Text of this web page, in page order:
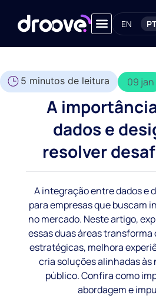
EN PT
5 minutos de leitura 09 jan
A
dados e
resolver
A integração entre dados e
para empresas que buscam
no mercado. Neste artigo,
essas duas áreas transforma
estratégicas, melhora
cria soluções alinhadas às
público. Confira como
abordagem e